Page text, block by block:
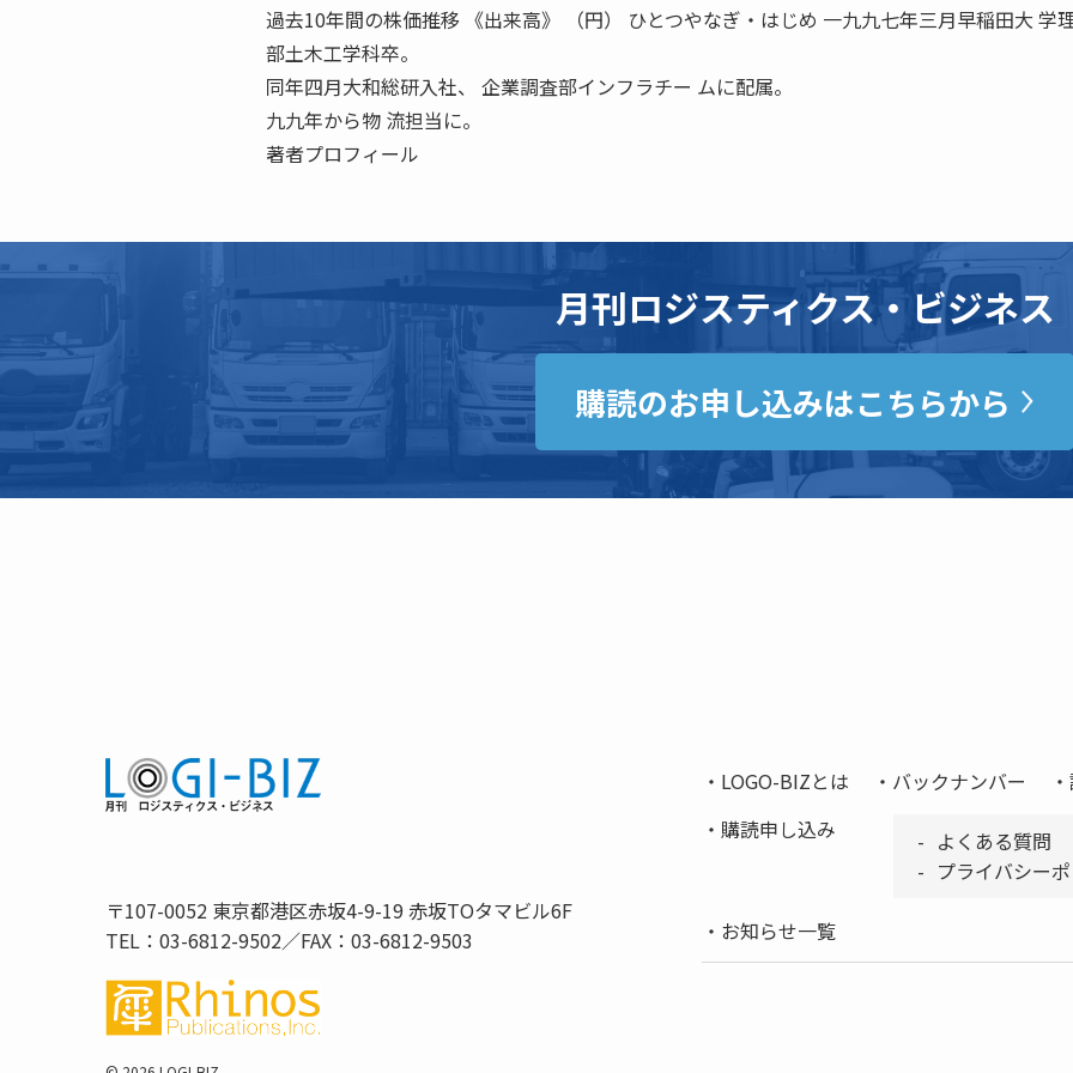
過去10年間の株価推移 《出来高》 （円） ひとつやなぎ・はじめ 一九九七年三月早稲田大 学
部土木工学科卒。
同年四月大和総研入社、 企業調査部インフラチー ムに配属。
九九年から物 流担当に。
著者プロフィール
月刊ロジスティクス・ビジネス
購読のお申し込みはこちらから
〒107-0052 東京都港区赤坂4-9-19 赤坂TOタマビル6F
TEL：03-6812-9502／FAX：03-6812-9503
LOGO-BIZとは バックナンバー
購読申し込み
よくある質問
プライバシー
お知らせ一覧